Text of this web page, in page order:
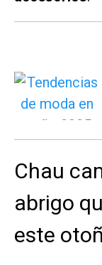
Chau
abrigo
este